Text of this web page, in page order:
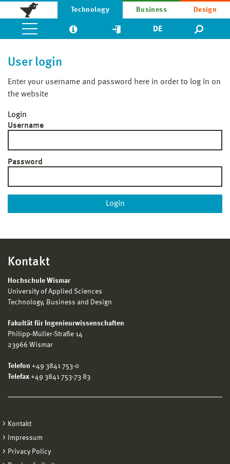
Technology Business Design
DE
User login
Enter your username and password here in order to log in on
the website
Login
Username
Password
Kontakt
Hochschule Wismar
University of Applied Sciences
Technology, Business and Design
Fakultät für Ingenieurwissenschaften
Philipp-Müller-Straße 14
23966 Wismar
Telefon +49 3841 753-0
Telefax +49 3841 753-73 83
Kontakt
Impressum
Privacy Policy